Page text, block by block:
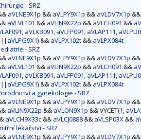
- SRZ
aVLNE9X1p && aVLPY9X1p && aVLDV7X1p
aVLVL101 && aVLIN9X22p && aVLCH091 &&
aVLKB091 aVLFP091 aVLAP111
|| aVLPG9X1) && aVLPX102t&& aVLPX084t
- SRZ
aVLNE9X1p && aVLPY9X1p && aVLDV7X1p
aVLVL101 && aVLIN9X22p && aVLCH091 &&
aVLKB091 aVLFP091 aVLAP111
|| aVLPG9X1) && aVLPX102t&& aVLPX084t
a gynekologie - SRZ
aVLNE9X1p && aVLPY9X1p && aVLDV7X1p
aVLIN9X22p && aVLON9X1p && VYCET(1,
aVLCH9X33c&& aVLCJ0888&& aVLSP03X &&
lékařství - SRZ
aVLNE9X1p && aVLPY9X1p && aVLDV7X1p